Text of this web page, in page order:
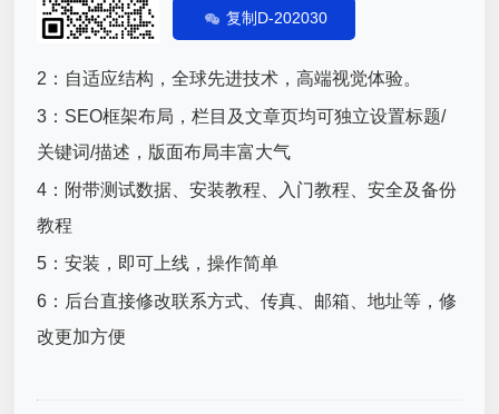
复制D-202030
2：自适应结构，全球先进技术，高端视觉体验。
3：SEO框架布局，栏目及文章页均可独立设置标题/
关键词/描述，版面布局丰富大气
4：附带测试数据、安装教程、入门教程、安全及备份
教程
5：安装，即可上线，操作简单
6：后台直接修改联系方式、传真、邮箱、地址等，修
改更加方便